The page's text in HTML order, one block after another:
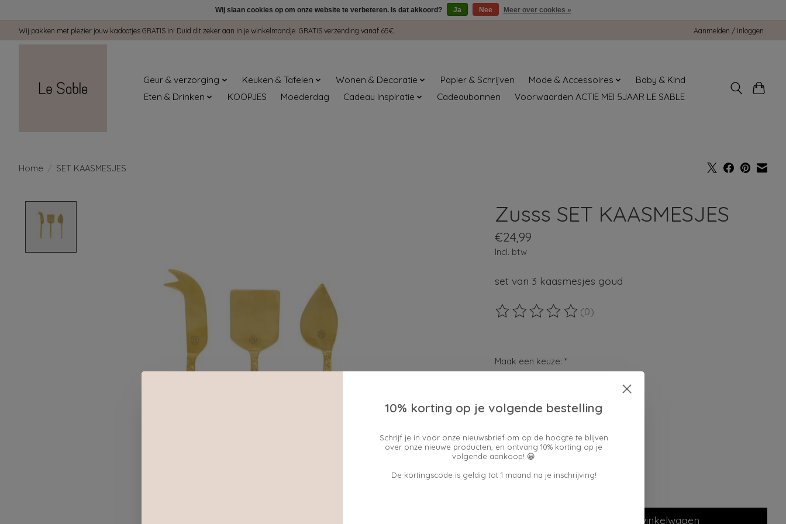
Wij pakken met plezier jouw kadootjes GRATIS in! Duid dit zeker aan in je winkelmandje. GRATIS verzending vanaf 65€. Aanmelden / Inloggen
Geur & verzorging Keuken & Tafelen Wonen & Decoratie Papier & Schrijven Mode & Accessoires
Baby & Kind
Eten & Drinken
KOOPJES Moederdag Cadeau Inspiratie Cadeaubonnen Voorwaarden ACTIE MEI 5JAAR LE SABLE
Home / SET KAASMESJES
Zusss SET KAASMESJES
€24,99
Incl. btw
set van 3 kaasmesjes goud
De beoordeling van dit product is
(0)
Maak een keuze: *
cadeauverpakking:
ja
Hoeveelheid:
Toevoegen aan winkelwagen
Wij slaan cookies op om onze website te verbeteren. Is dat akkoord? Ja Nee Meer over cookies »
10% korting op je volgende bestelling
Schrijf je in voor onze nieuwsbrief om op de hoogte te blijven
over onze nieuwe producten, en ontvang 10% korting op je
volgende aankoop! 😀
De kortingscode is geldig tot 1 maand na je inschrijving!